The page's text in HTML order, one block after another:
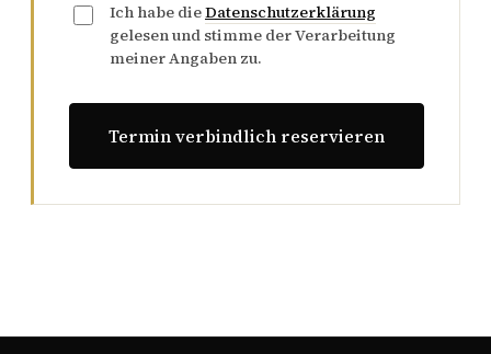
Ich habe dieDatenschutzerklärung
gelesen und stimme der Verarbeitung
meiner Angaben zu.
Termin verbindlich reservieren